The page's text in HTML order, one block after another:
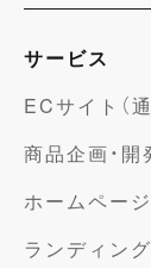
サービス
ECサイト（
商品企画・開
ホームペー
ランディン